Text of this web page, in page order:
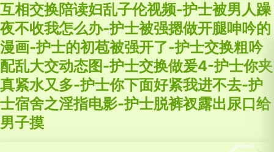
互相交换陪读妇乱子伦视频-护士被男人躁
夜不收我怎么办-护士被强摁做开腿呻吟的
漫画-护士的初苞被强开了-护士交换粗吟
配乱大交动态图-护士交换做爰4-护士你夹
真紧水又多-护士你下面好紧我进不去-护
士宿舍之淫指电影-护士脱裤衩露出尿口给
男子摸